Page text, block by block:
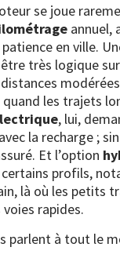
se joue
annuel,
en ville.
très logique
quand les trajets
, lui,
la recharge ;
Et l’option
certains profils,
là où les petits
rapides.
parlent à tout le